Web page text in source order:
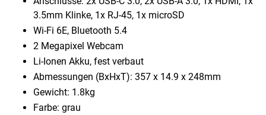
3.5mm Klinke, 1x RJ-45, 1x microSD
Wi-Fi 6E, Bluetooth 5.4
2 Megapixel Webcam
Li-Ionen Akku, fest verbaut
Abmessungen (BxHxT): 357 x 14.9 x 248mm
Gewicht: 1.8kg
Farbe: grau